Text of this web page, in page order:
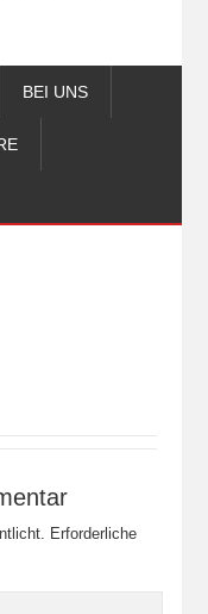
BEI UNS
Erforderliche